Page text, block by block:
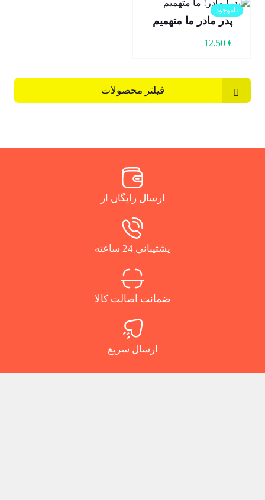
ناموجود
پدر مادر ما متهمیم
12,50 €
فیلتر محصولات
ارسال رایگان از
پشتیبانی 24 ساعته
ضمانت اصالت کالا
ارسال سریع
.